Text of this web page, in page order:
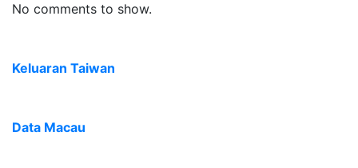
No comments to show.
Keluaran Taiwan
Data Macau